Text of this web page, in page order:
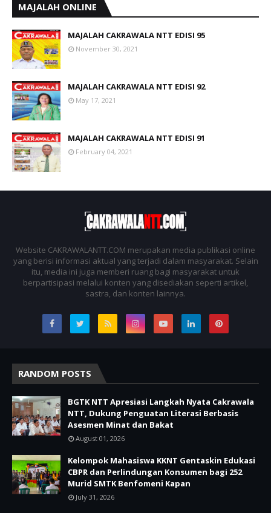
MAJALAH ONLINE
MAJALAH CAKRAWALA NTT EDISI 95
November 30, 2021
MAJALAH CAKRAWALA NTT EDISI 92
May 17, 2021
MAJALAH CAKRAWALA NTT EDISI 91
February 04, 2021
Website CAKRAWALANTT.COM merupakan media publikasi online
yang berisi informasi aktual yang terjadi dalam masyarakat. Selain
itu, media ini juga memberi ruang bagi masyarakat untuk
berpartisipasi melalui konten yang disediakan seperti artikel,
sastra, dan konten lainnya.
RANDOM POSTS
BGTK NTT Apresiasi Langkah Nyata Cakrawala
NTT, Dukung Penguatan Literasi Berbasis
Asesmen Minat dan Bakat
August 01, 2026
Kelompok Mahasiswa KKNT Gentaskin Edukasi
CBPR dan Perlindungan Konsumen bagi 252
Murid SMTK Benfomeni Kapan
July 31, 2026